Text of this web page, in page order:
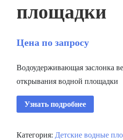
площадки
Цена по запросу
Водоудерживающая заслонка
открывания водной площадки
Узнать подробнее
Категория:Детские водные